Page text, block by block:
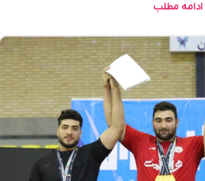
ادامه مطلب